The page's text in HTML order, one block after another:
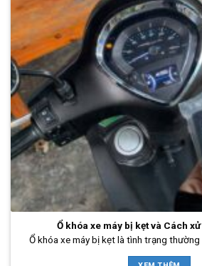
Ổ khóa xe máy bị kẹt và Cách
Ổ khóa xe máy bị kẹt là tình trạng thường